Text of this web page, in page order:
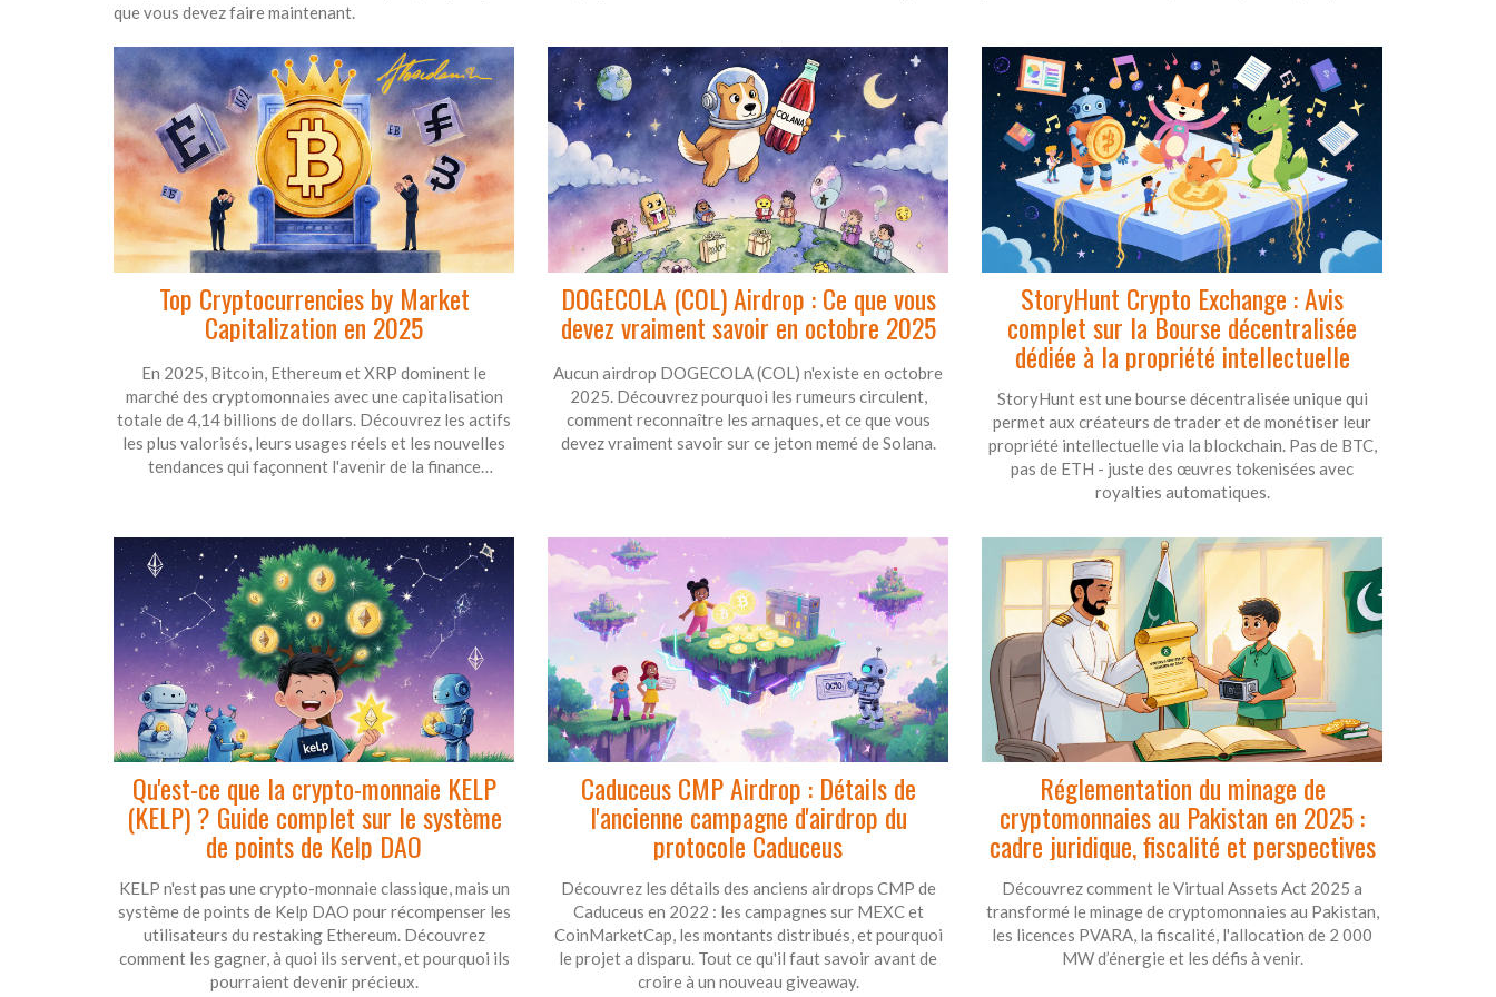
que vous devez faire maintenant.
Top Cryptocurrencies by Market
Capitalization en 2025
En 2025, Bitcoin, Ethereum et XRP dominent le
marché des cryptomonnaies avec une capitalisation
totale de 4,14 billions de dollars. Découvrez les actifs
les plus valorisés, leurs usages réels et les nouvelles
tendances qui façonnent l'avenir de la finance
DOGECOLA (COL) Airdrop : Ce que vous
devez vraiment savoir en octobre 2025
Aucun airdrop DOGECOLA (COL) n'existe en octobre
2025. Découvrez pourquoi les rumeurs circulent,
comment reconnaître les arnaques, et ce que vous
devez vraiment savoir sur ce jeton memé de Solana.
StoryHunt Crypto Exchange : Avis
complet sur la Bourse décentralisée
dédiée à la propriété intellectuelle
StoryHunt est une bourse décentralisée unique qui
permet aux créateurs de trader et de monétiser leur
propriété intellectuelle via la blockchain. Pas de BTC,
pas de ETH - juste des œuvres tokenisées avec
royalties automatiques.
Qu'est-ce que la crypto-monnaie KELP
(KELP) ? Guide complet sur le système
de points de Kelp DAO
KELP n'est pas une crypto-monnaie classique, mais un
système de points de Kelp DAO pour récompenser les
utilisateurs du restaking Ethereum. Découvrez
comment les gagner, à quoi ils servent, et pourquoi ils
pourraient devenir précieux.
Caduceus CMP Airdrop : Détails de
l'ancienne campagne d'airdrop du
protocole Caduceus
Découvrez les détails des anciens airdrops CMP de
Caduceus en 2022 : les campagnes sur MEXC et
CoinMarketCap, les montants distribués, et pourquoi
le projet a disparu. Tout ce qu'il faut savoir avant de
croire à un nouveau giveaway.
Réglementation du minage de
cryptomonnaies au Pakistan en 2025 :
cadre juridique, fiscalité et perspectives
Découvrez comment le Virtual Assets Act 2025 a
transformé le minage de cryptomonnaies au Pakistan,
les licences PVARA, la fiscalité, l'allocation de 2 000
MW d’énergie et les défis à venir.